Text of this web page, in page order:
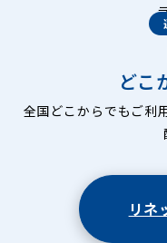
どこ
全国どこからでもご利
リネ